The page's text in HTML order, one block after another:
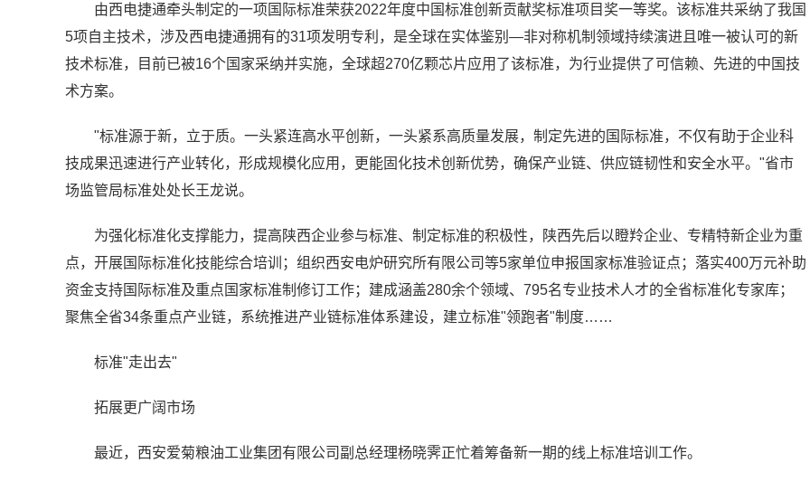
由西电捷通牵头制定的一项国际标准荣获2022年度中国标准创新贡献奖标准项目奖一等奖。该标准共采纳了我国
5项自主技术，涉及西电捷通拥有的31项发明专利，是全球在实体鉴别—非对称机制领域持续演进且唯一被认可的新
技术标准，目前已被16个国家采纳并实施，全球超270亿颗芯片应用了该标准，为行业提供了可信赖、先进的中国技
术方案。
"标准源于新，立于质。一头紧连高水平创新，一头紧系高质量发展，制定先进的国际标准，不仅有助于企业科
技成果迅速进行产业转化，形成规模化应用，更能固化技术创新优势，确保产业链、供应链韧性和安全水平。"省市
场监管局标准处处长王龙说。
为强化标准化支撑能力，提高陕西企业参与标准、制定标准的积极性，陕西先后以瞪羚企业、专精特新企业为重
点，开展国际标准化技能综合培训；组织西安电炉研究所有限公司等5家单位申报国家标准验证点；落实400万元补助
资金支持国际标准及重点国家标准制修订工作；建成涵盖280余个领域、795名专业技术人才的全省标准化专家库；
聚焦全省34条重点产业链，系统推进产业链标准体系建设，建立标准"领跑者"制度……
标准"走出去"
拓展更广阔市场
最近，西安爱菊粮油工业集团有限公司副总经理杨晓霁正忙着筹备新一期的线上标准培训工作。